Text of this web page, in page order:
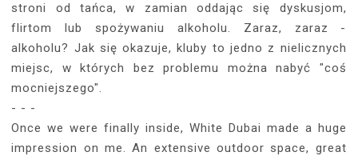
stroni od tańca, w zamian oddając się dyskusjom,
flirtom lub spożywaniu alkoholu. Zaraz, zaraz -
alkoholu? Jak się okazuje, kluby to jedno z nielicznych
miejsc, w których bez problemu można nabyć "coś
mocniejszego".
- - -
Once we were finally inside, White Dubai made a huge
impression on me. An extensive outdoor space, great